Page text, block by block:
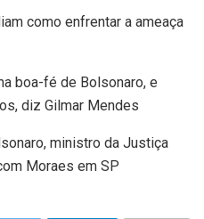
como enfrentar a ameaça
boa-fé de Bolsonaro, e
diz Gilmar Mendes
ministro da Justiça
Moraes em SP